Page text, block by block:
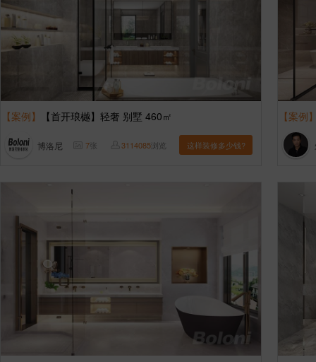
【案例】 【首开琅樾】轻奢 别墅 460㎡
博洛尼 7张 3114085浏览 这样装修多少钱?
【案例